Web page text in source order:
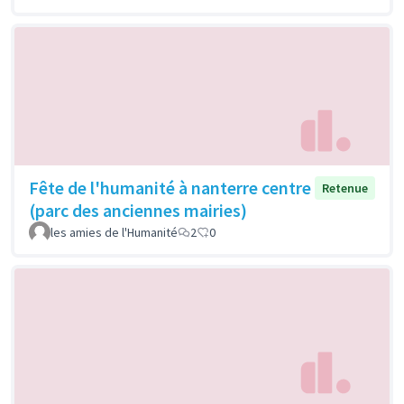
Fête de l'humanité à nanterre centre
(parc des anciennes mairies)
Retenue
les amies de l'Humanité 2 0